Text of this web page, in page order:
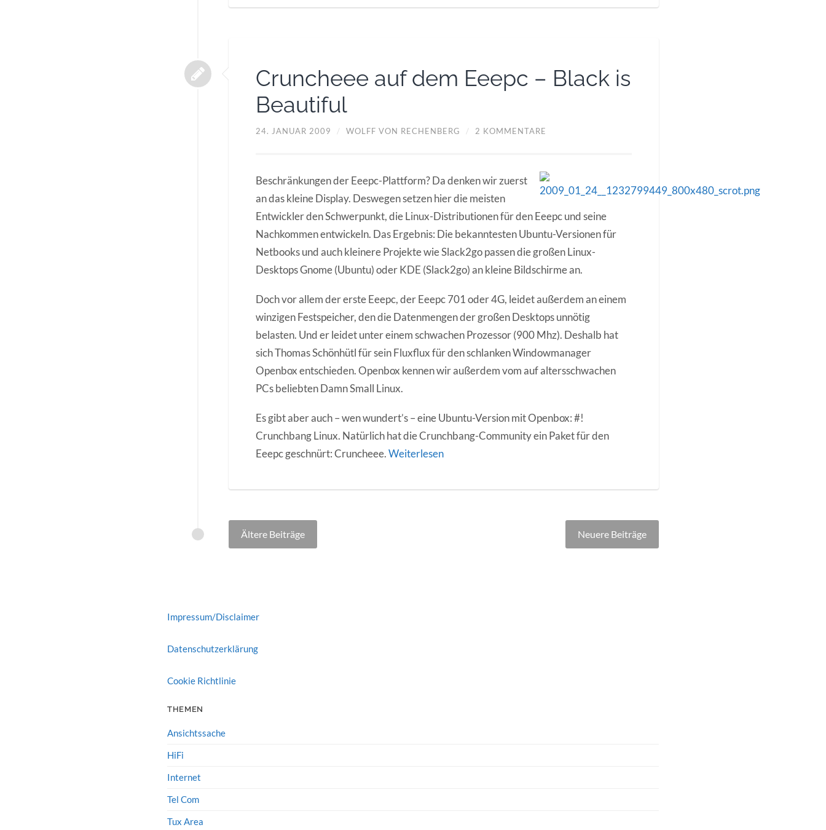
Cruncheee auf dem Eeepc – Black is
Beautiful
24. JANUAR 2009 / WOLFF VON RECHENBERG / 2 KOMMENTARE
Beschränkungen der Eeepc-Plattform? Da denken wir zuerst
an das kleine Display. Deswegen setzen hier die meisten
Entwickler den Schwerpunkt, die Linux-Distributionen für den Eeepc und seine
Nachkommen entwickeln. Das Ergebnis: Die bekanntesten Ubuntu-Versionen für
Netbooks und auch kleinere Projekte wie Slack2go passen die großen Linux-
Desktops Gnome (Ubuntu) oder KDE (Slack2go) an kleine Bildschirme an.
Doch vor allem der erste Eeepc, der Eeepc 701 oder 4G, leidet außerdem an einem
winzigen Festspeicher, den die Datenmengen der großen Desktops unnötig
belasten. Und er leidet unter einem schwachen Prozessor (900 Mhz). Deshalb hat
sich Thomas Schönhütl für sein Fluxflux für den schlanken Windowmanager
Openbox entschieden. Openbox kennen wir außerdem vom auf altersschwachen
PCs beliebten Damn Small Linux.
Es gibt aber auch – wen wundert’s – eine Ubuntu-Version mit Openbox: #!
Crunchbang Linux. Natürlich hat die Crunchbang-Community ein Paket für den
Eeepc geschnürt: Cruncheee.Weiterlesen
Beitragsnavigation
Ältere Beiträge Neuere Beiträge
Impressum/Disclaimer
Datenschutzerklärung
Cookie Richtlinie
THEMEN
Ansichtssache
HiFi
Internet
Tel Com
Tux Area